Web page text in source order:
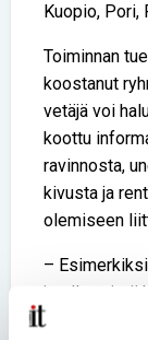
Kuopio, Pori,
Toiminnan
koostanut
vetäjä voi
koottu
ravinnosta,
kivusta ja
olemiseen
–
jutella, mistä
Ryhmäläiset